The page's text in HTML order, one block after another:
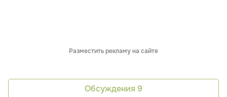
Разместить рекламу на сайте
Обсуждения 9